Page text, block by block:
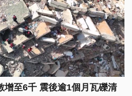
增至6千 震後逾1個月瓦礫清